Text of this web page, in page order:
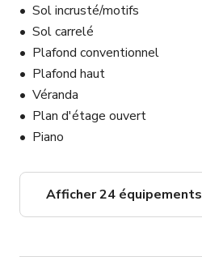
Sol incrusté/motifs
Sol carrelé
Plafond conventionnel
Plafond haut
Véranda
Plan d'étage ouvert
Piano
Afficher 24 équipements